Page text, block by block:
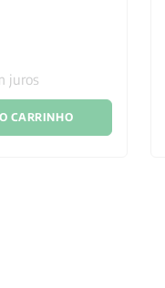
juros
CARRINHO